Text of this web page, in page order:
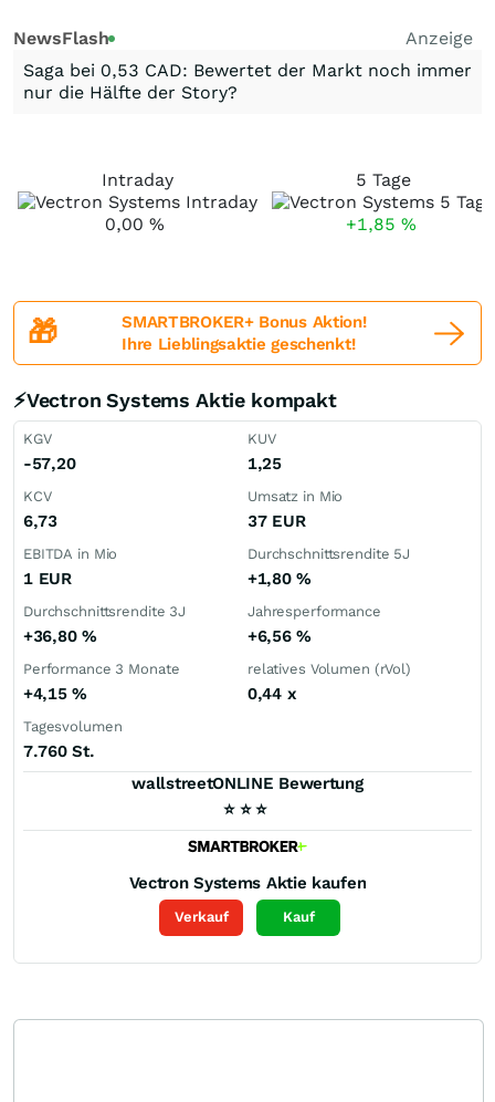
NewsFlash
Anzeige
Saga bei 0,53 CAD: Bewertet der Markt noch immer
nur die Hälfte der Story?
Intraday
0,00 %
5 Tage
+1,85 %
🎁
SMARTBROKER+ Bonus Aktion!
Ihre Lieblingsaktie geschenkt!
⚡Vectron Systems Aktie kompakt
KGV
-57,20
KUV
1,25
KCV
6,73
Umsatz in Mio
37 EUR
EBITDA in Mio
1 EUR
Durchschnittsrendite 5J
+1,80%
Durchschnittsrendite 3J
+36,80 %
Jahresperformance
+6,56%
Performance 3 Monate
+4,15%
relatives Volumen (rVol)
0,44 x
Tagesvolumen
7.760 St.
wallstreetONLINE Bewertung
⭐ ⭐ ⭐
Vectron Systems Aktie kaufen
Verkauf Kauf